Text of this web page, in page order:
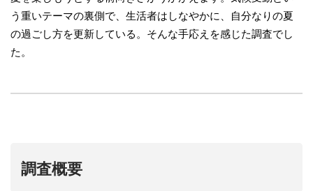
う重いテーマの裏側で、生活者はしなやかに、自分なりの夏
の過ごし方を更新している。そんな手応えを感じた調査でし
た。
調査概要